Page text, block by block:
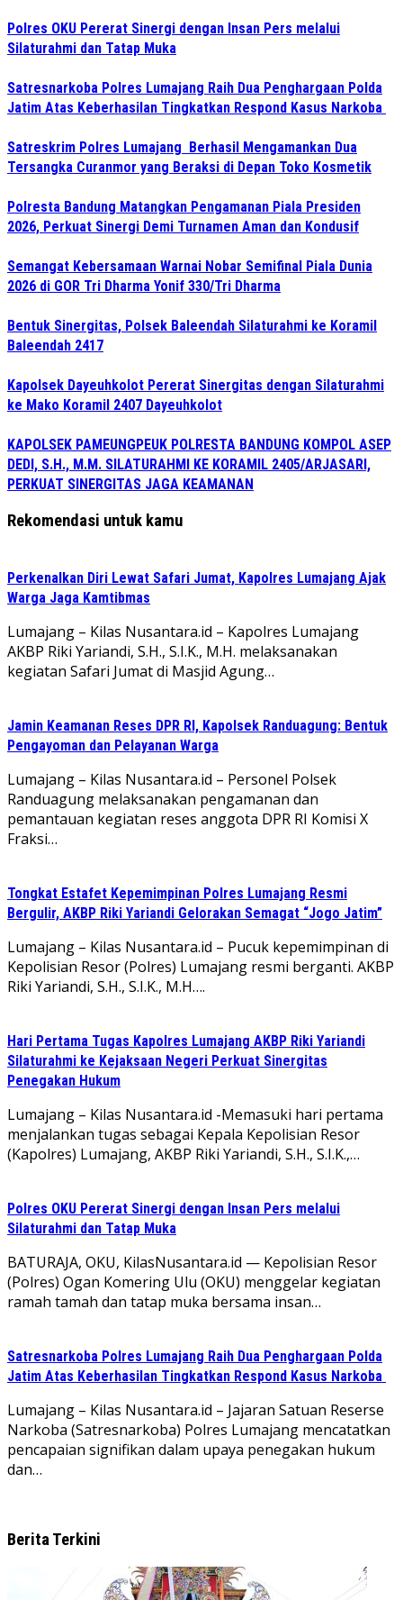
Polres OKU Pererat Sinergi dengan Insan Pers melalui
Silaturahmi dan Tatap Muka
Satresnarkoba Polres Lumajang Raih Dua Penghargaan Polda
Jatim Atas Keberhasilan Tingkatkan Respond Kasus Narkoba
Satreskrim Polres Lumajang Berhasil Mengamankan Dua
Tersangka Curanmor yang Beraksi di Depan Toko Kosmetik
Polresta Bandung Matangkan Pengamanan Piala Presiden
2026, Perkuat Sinergi Demi Turnamen Aman dan Kondusif
Semangat Kebersamaan Warnai Nobar Semifinal Piala Dunia
2026 di GOR Tri Dharma Yonif 330/Tri Dharma
Bentuk Sinergitas, Polsek Baleendah Silaturahmi ke Koramil
Baleendah 2417
Kapolsek Dayeuhkolot Pererat Sinergitas dengan Silaturahmi
ke Mako Koramil 2407 Dayeuhkolot
KAPOLSEK PAMEUNGPEUK POLRESTA BANDUNG KOMPOL ASEP
DEDI, S.H., M.M. SILATURAHMI KE KORAMIL 2405/ARJASARI,
PERKUAT SINERGITAS JAGA KEAMANAN
Rekomendasi untuk kamu
Perkenalkan Diri Lewat Safari Jumat, Kapolres Lumajang Ajak
Warga Jaga Kamtibmas
Lumajang – Kilas Nusantara.id – Kapolres Lumajang
AKBP Riki Yariandi, S.H., S.I.K., M.H. melaksanakan
kegiatan Safari Jumat di Masjid Agung…
Jamin Keamanan Reses DPR RI, Kapolsek Randuagung: Bentuk
Pengayoman dan Pelayanan Warga
Lumajang – Kilas Nusantara.id – Personel Polsek
Randuagung melaksanakan pengamanan dan
pemantauan kegiatan reses anggota DPR RI Komisi X
Fraksi…
Tongkat Estafet Kepemimpinan Polres Lumajang Resmi
Bergulir, AKBP Riki Yariandi Gelorakan Semagat “Jogo Jatim”
Lumajang – Kilas Nusantara.id – Pucuk kepemimpinan di
Kepolisian Resor (Polres) Lumajang resmi berganti. AKBP
Riki Yariandi, S.H., S.I.K., M.H….
Hari Pertama Tugas Kapolres Lumajang AKBP Riki Yariandi
Silaturahmi ke Kejaksaan Negeri Perkuat Sinergitas
Penegakan Hukum
Lumajang – Kilas Nusantara.id -Memasuki hari pertama
menjalankan tugas sebagai Kepala Kepolisian Resor
(Kapolres) Lumajang, AKBP Riki Yariandi, S.H., S.I.K.,…
Polres OKU Pererat Sinergi dengan Insan Pers melalui
Silaturahmi dan Tatap Muka
BATURAJA, OKU, KilasNusantara.id — Kepolisian Resor
(Polres) Ogan Komering Ulu (OKU) menggelar kegiatan
ramah tamah dan tatap muka bersama insan…
Satresnarkoba Polres Lumajang Raih Dua Penghargaan Polda
Jatim Atas Keberhasilan Tingkatkan Respond Kasus Narkoba
Lumajang – Kilas Nusantara.id – Jajaran Satuan Reserse
Narkoba (Satresnarkoba) Polres Lumajang mencatatkan
pencapaian signifikan dalam upaya penegakan hukum
dan…
Berita Terkini